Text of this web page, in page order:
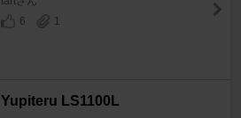
6
1
Yupiteru LS1100L